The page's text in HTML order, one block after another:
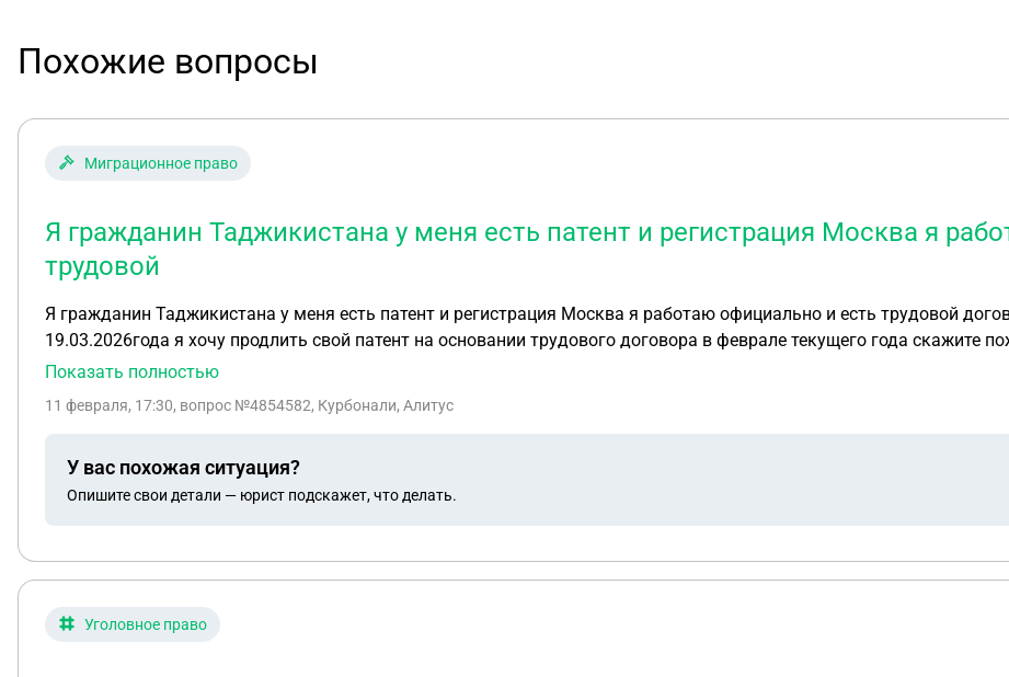
Похожие вопросы
Миграционное право
Я гражданин Таджикистана у меня есть патент и регистрация Москва я
трудовой
Я гражданин Таджикистана у меня есть патент и регистрация Москва я работаю официально и есть трудовой
19.03.2026года я хочу продлить свой патент на основании трудового договора в феврале текущего года скажите
обязательно надо будет ставить штамп на миграционном карте или нет
Показать полностью
11 февраля, 17:30, вопрос №4854582, Курбонали, Алитус
У вас похожая ситуация?
Опишите свои детали — юрист подскажет, что делать.
Уголовное право